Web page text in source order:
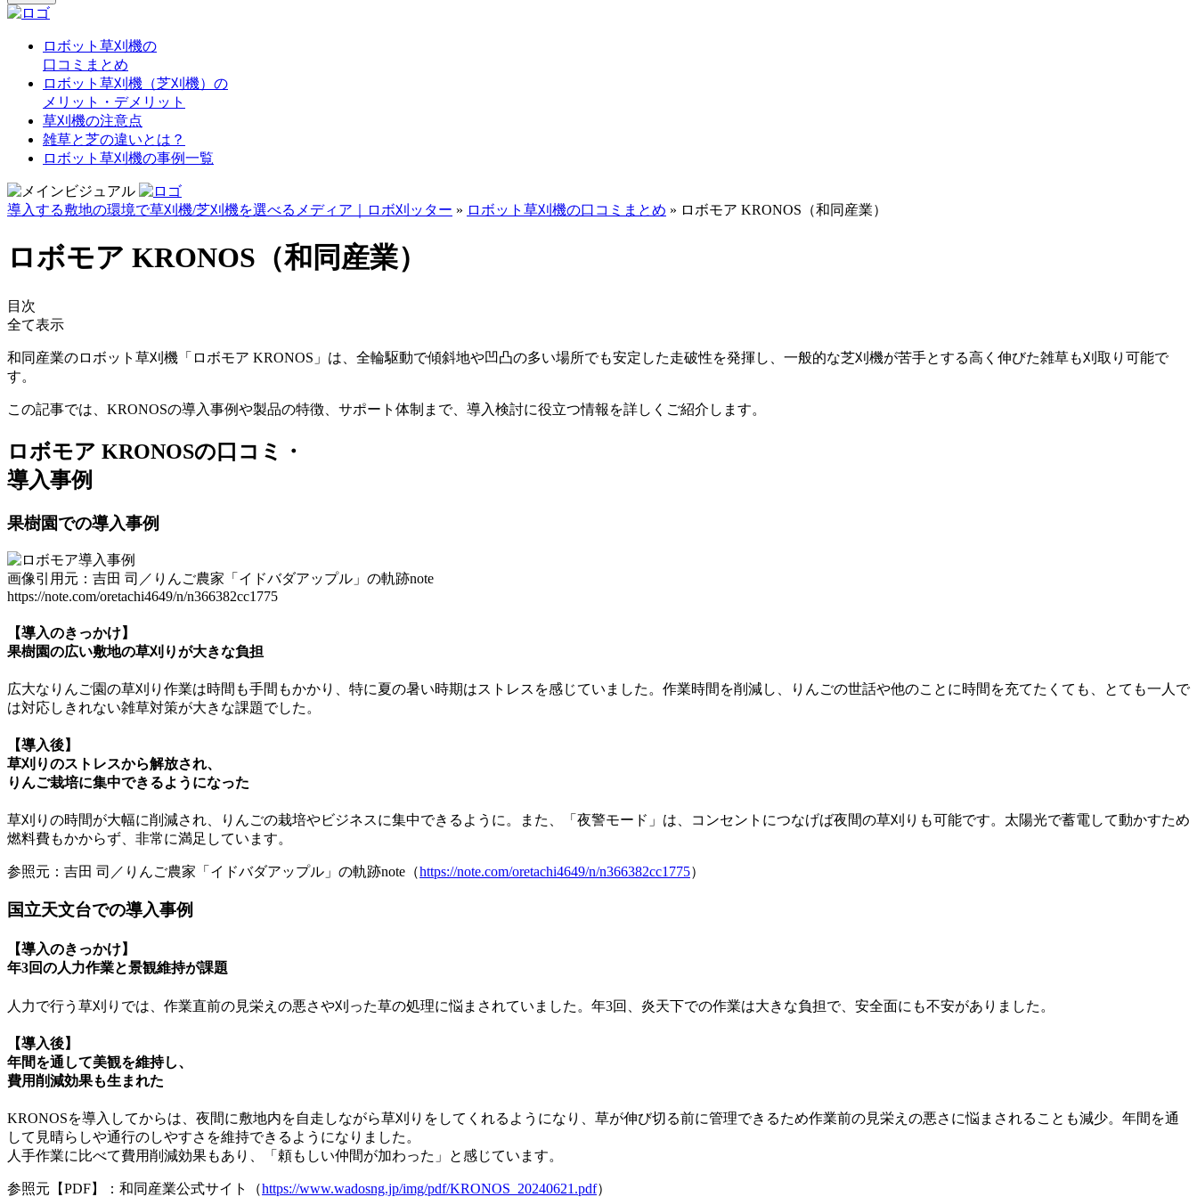
ロボット草刈機の
口コミまとめ
ロボット草刈機（芝刈機）の
メリット・デメリット
草刈機の注意点
雑草と芝の違いとは？
ロボット草刈機の事例一覧
導入する敷地の環境で草刈機/芝刈機を選べるメディア｜ロボ刈ッター » ロボット草刈機の口コミまとめ » ロボモア KRONOS（和同産業）
ロボモア KRONOS（和同産業）
目次
全て表示
和同産業のロボット草刈機「ロボモア KRONOS」は、全輪駆動で傾斜地や凹凸の多い場所でも安定した走破性を発揮し、一般的な芝刈機が苦手とする高く伸びた雑草も刈取り可能で
す。
この記事では、KRONOSの導入事例や製品の特徴、サポート体制まで、導入検討に役立つ情報を詳しくご紹介します。
ロボモア KRONOSの口コミ・
導入事例
果樹園での導入事例
画像引用元：吉田 司／りんご農家「イドバダアップル」の軌跡note
https://note.com/oretachi4649/n/n366382cc1775
【導入のきっかけ】
果樹園の広い敷地の草刈りが大きな負担
広大なりんご園の草刈り作業は時間も手間もかかり
、特に夏の暑い時期はストレスを感じていました。作業時間を削減し、りんごの世話や他のことに時間を充てたくても、とても一人で
は対応しきれない雑草対策が大きな課題でした。
【導入後】
草刈りのストレスから解放され、
りんご栽培に集中できるようになった
草刈りの時間が大幅に削減され、りんごの栽培やビジネスに集中できるように。また、「夜警モード」は、 コンセントにつなげば夜間の草刈りも可能です。太陽光で蓄電して動かすため
燃料費もかからず、非常に満足しています。
参照元：吉田 司／りんご農家「イドバダアップル」の軌跡note（https://note.com/oretachi4649/n/n366382cc1775）
国立天文台での導入事例
【導入のきっかけ】
年3回の人力作業と景観維持が課題
人力で行う草刈りでは、 作業直前の見栄えの悪さや刈った草の処理に悩まされていました 。年3回、炎天下での作業は大きな負担で、安全面にも不安がありました。
【導入後】
年間を通して美観を維持し、
費用削減効果も生まれた
KRONOSを導入してからは、夜間に敷地内を自走しながら草刈りをしてくれるようになり、草が伸び切る前に管理できるため作業前の見栄えの悪さに悩まされることも減少。年間を通
して見晴らしや通行のしやすさを維持できるようになりました。
人手作業に比べて費用削減効果もあり、「頼もしい仲間が加わった」と感じています。
参照元【PDF】：和同産業公式サイト（https://www.wadosng.jp/img/pdf/KRONOS_20240621.pdf）